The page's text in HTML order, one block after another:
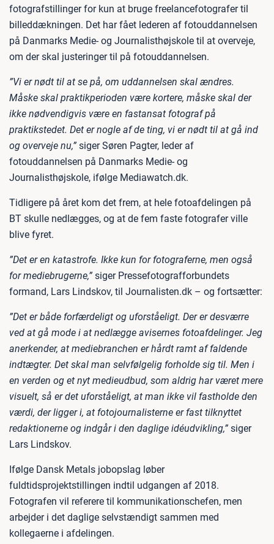
fotografstillinger for kun at bruge freelancefotografer til
billeddækningen. Det har fået lederen af fotouddannelsen
på Danmarks Medie- og Journalisthøjskole til at overveje,
om der skal justeringer til på fotouddannelsen.
”Vi er nødt til at se på, om uddannelsen skal ændres.
Måske skal praktikperioden være kortere, måske skal der
ikke nødvendigvis være en fastansat fotograf på
praktikstedet. Det er nogle af de ting, vi er nødt til at gå ind
og overveje nu,” siger Søren Pagter, leder af
fotouddannelsen på Danmarks Medie- og
Journalisthøjskole, ifølge Mediawatch.dk.
Tidligere på året kom det frem, at hele fotoafdelingen på
BT skulle nedlægges, og at de fem faste fotografer ville
blive fyret.
”Det er en katastrofe. Ikke kun for fotograferne, men også
for mediebrugerne,” siger Pressefotografforbundets
formand, Lars Lindskov, til Journalisten.dk – og fortsætter:
”Det er både forfærdeligt og uforståeligt. Der er desværre
ved at gå mode i at nedlægge avisernes fotoafdelinger. Jeg
anerkender, at mediebranchen er hårdt ramt af faldende
indtægter. Det skal man selvfølgelig forholde sig til. Men i
en verden og et nyt medieudbud, som aldrig har været mere
visuelt, så er det uforståeligt, at man ikke vil fastholde den
værdi, der ligger i, at fotojournalisterne er fast tilknyttet
redaktionerne og indgår i den daglige idéudvikling,” siger
Lars Lindskov.
Ifølge Dansk Metals jobopslag løber
fuldtidsprojektstillingen indtil udgangen af 2018.
Fotografen vil referere til kommunikationschefen, men
arbejder i det daglige selvstændigt sammen med
kollegaerne i afdelingen.